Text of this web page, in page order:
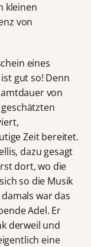
kleinen
von
eines
gut so! Denn
von
Zeit bereitet.
dazu gesagt
dort, wo die
so die Musik
war das
Adel. Er
derweil und
eine